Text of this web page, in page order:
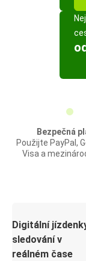
Bezpečná
Použijte PayPal,
Visa a
Digitální
sledování v
reálném čase